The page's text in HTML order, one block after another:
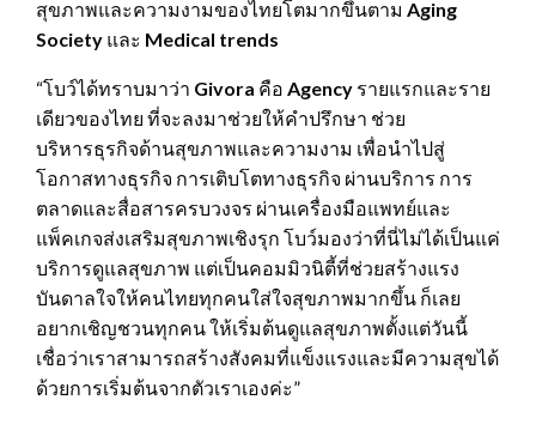
สุขภาพและความงามของไทยโตมากขึ้นตาม Aging
Society และ Medical trends
“โบว์ได้ทราบมาว่า Givora คือ Agency รายแรกและราย
เดียวของไทย ที่จะลงมาช่วยให้คำปรึกษา ช่วย
บริหารธุรกิจด้านสุขภาพและความงาม เพื่อนำไปสู่
โอกาสทางธุรกิจ การเติบโตทางธุรกิจ ผ่านบริการ การ
ตลาดและสื่อสารครบวงจร ผ่านเครื่องมือแพทย์และ
แพ็คเกจส่งเสริมสุขภาพเชิงรุก โบว์มองว่าที่นี่ไม่ได้เป็นแค่
บริการดูแลสุขภาพ แต่เป็นคอมมิวนิตี้ที่ช่วยสร้างแรง
บันดาลใจให้คนไทยทุกคนใส่ใจสุขภาพมากขึ้น ก็เลย
อยากเชิญชวนทุกคน ให้เริ่มต้นดูแลสุขภาพตั้งแต่วันนี้
เชื่อว่าเราสามารถสร้างสังคมที่แข็งแรงและมีความสุขได้
ด้วยการเริ่มต้นจากตัวเราเองค่ะ”